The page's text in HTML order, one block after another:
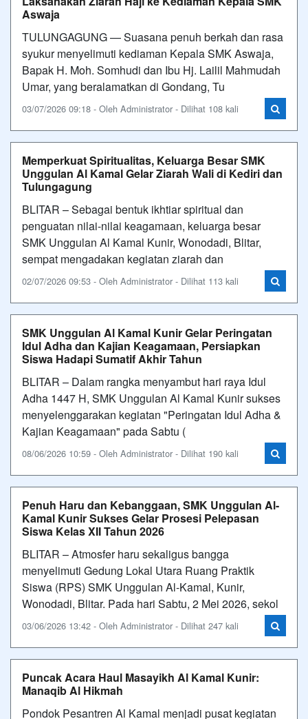
Aswaja
TULUNGAGUNG — Suasana penuh berkah dan rasa
syukur menyelimuti kediaman Kepala SMK Aswaja,
Bapak H. Moh. Somhudi dan Ibu Hj. Lailil Mahmudah
Umar, yang beralamatkan di Gondang, Tu
03/07/2026 09:18 - Oleh Administrator - Dilihat 108 kali
Memperkuat Spiritualitas, Keluarga Besar SMK
Unggulan Al Kamal Gelar Ziarah Wali di Kediri dan
Tulungagung
BLITAR – Sebagai bentuk ikhtiar spiritual dan
penguatan nilai-nilai keagamaan, keluarga besar
SMK Unggulan Al Kamal Kunir, Wonodadi, Blitar,
sempat mengadakan kegiatan ziarah dan
02/07/2026 09:53 - Oleh Administrator - Dilihat 113 kali
SMK Unggulan Al Kamal Kunir Gelar Peringatan
Idul Adha dan Kajian Keagamaan, Persiapkan
Siswa Hadapi Sumatif Akhir Tahun
BLITAR – Dalam rangka menyambut hari raya Idul
Adha 1447 H, SMK Unggulan Al Kamal Kunir sukses
menyelenggarakan kegiatan "Peringatan Idul Adha &
Kajian Keagamaan" pada Sabtu (
08/06/2026 10:59 - Oleh Administrator - Dilihat 190 kali
Penuh Haru dan Kebanggaan, SMK Unggulan Al-
Kamal Kunir Sukses Gelar Prosesi Pelepasan
Siswa Kelas XII Tahun 2026
BLITAR – Atmosfer haru sekaligus bangga
menyelimuti Gedung Lokal Utara Ruang Praktik
Siswa (RPS) SMK Unggulan Al-Kamal, Kunir,
Wonodadi, Blitar. Pada hari Sabtu, 2 Mei 2026, sekol
03/06/2026 13:42 - Oleh Administrator - Dilihat 247 kali
Puncak Acara Haul Masayikh Al Kamal Kunir:
Manaqib Al Hikmah
Pondok Pesantren Al Kamal menjadi pusat kegiatan